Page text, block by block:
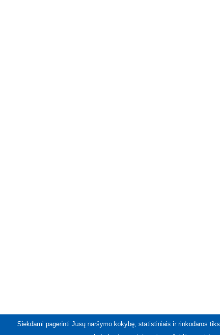
Siekdami pagerinti Jūsų naršymo kokybę, statistiniais ir rinkodaros